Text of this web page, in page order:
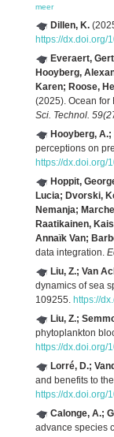
meer
Dillen, K.
https://dx.doi.org/
Everaert,
Hooyberg,
Karen; Roose,
(2025). Ocean
Sci. Technol.
Hooyberg,
perceptions on
https://dx.doi.org/
Hoppit,
Lucia; Dvorski,
Nemanja;
Raatikainen,
Annaïk Van;
data integration.
Liu, Z.; Van
dynamics of sea
109255. https://
Liu, Z.;
phytoplankton
https://dx.doi.org/
Lorré, D.;
and benefits to
https://dx.doi.org/
Calonge, A.;
advance species